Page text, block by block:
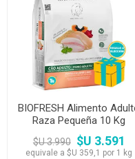
BIOFRESH Alimento
Raza Pequeña 10 Kg
$U 3.990 $U 3.591
equivale a $U 359,1 por 1 kg